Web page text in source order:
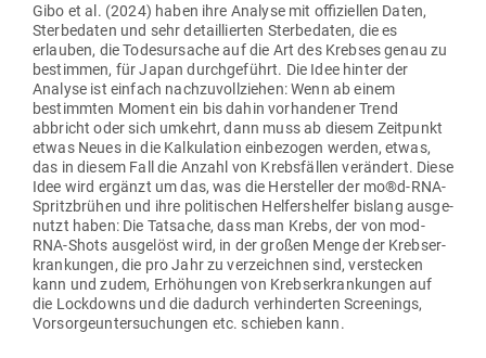
Gibo et al. (2024) haben ihre Analyse mit offi­zi­ellen Daten,
Ster­be­daten und sehr detail­lierten Ster­be­daten, die es
erlauben, die Todes­ur­sache auf die Art des Krebses genau zu
bestimmen, für Japan durch­ge­führt. Die Idee hinter der
Analyse ist einfach nach­zu­voll­ziehen: Wenn ab einem
bestimmten Moment ein bis dahin vor­han­dener Trend
abbricht oder sich umkehrt, dann muss ab diesem Zeit­punkt
etwas Neues in die Kal­ku­lation ein­be­zogen werden, etwas,
das in diesem Fall die Anzahl von Krebs­fällen ver­ändert. Diese
Idee wird ergänzt um das, was die Her­steller der mo®d‑RNA-
Spritzbrühen und ihre poli­ti­schen Hel­fers­helfer bislang aus­ge­
nutzt haben: Die Tat­sache, dass man Krebs, der von mod-
RNA-Shots aus­gelöst wird, in der großen Menge der Krebs­er­
kran­kungen, die pro Jahr zu ver­zeichnen sind, ver­stecken
kann und zudem, Erhö­hungen von Krebs­er­kran­kungen auf
die Lock­downs und die dadurch ver­hin­derten Scree­nings,
Vor­sor­ge­un­ter­su­chungen etc. schieben kann.